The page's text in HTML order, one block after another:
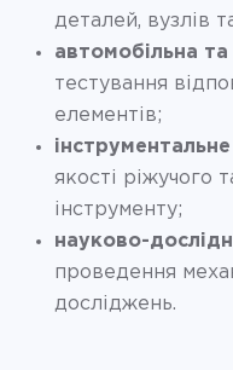
деталей, вузлів
автомобільна та
тестування
елементів;
якості ріжучого
інструменту;
науково-
проведення
досліджень.